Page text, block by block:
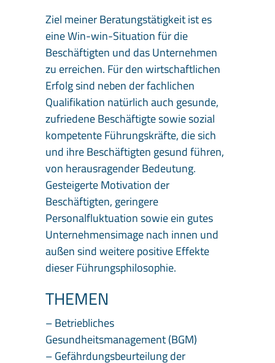
Ziel meiner Beratungstätigkeit ist es
eine Win-win-Situation für die
Beschäftigten und das Unternehmen
zu erreichen. Für den wirtschaftlichen
Erfolg sind neben der fachlichen
Qualifikation natürlich auch gesunde,
zufriedene Beschäftigte sowie sozial
kompetente Führungskräfte, die sich
und ihre Beschäftigten gesund führen,
von herausragender Bedeutung.
Gesteigerte Motivation der
Beschäftigten, geringere
Personalfluktuation sowie ein gutes
Unternehmensimage nach innen und
außen sind weitere positive Effekte
dieser Führungsphilosophie.
THEMEN
– Betriebliches
Gesundheitsmanagement (BGM)
– Gefährdungsbeurteilung der